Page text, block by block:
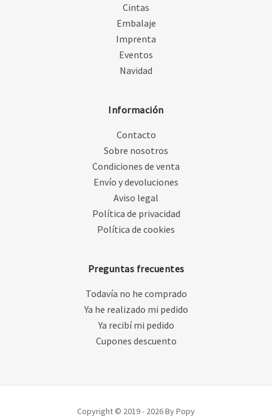
Cintas
Embalaje
Imprenta
Eventos
Navidad
Información
Contacto
Sobre nosotros
Condiciones de venta
Envío y devoluciones
Aviso legal
Política de privacidad
Política de cookies
Preguntas frecuentes
Todavía no he comprado
Ya he realizado mi pedido
Ya recibí mi pedido
Cupones descuento
Copyright © 2019 - 2026 By Popy